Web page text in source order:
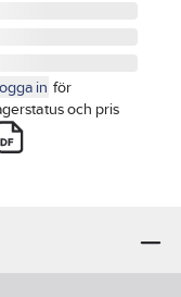
in för
och pris